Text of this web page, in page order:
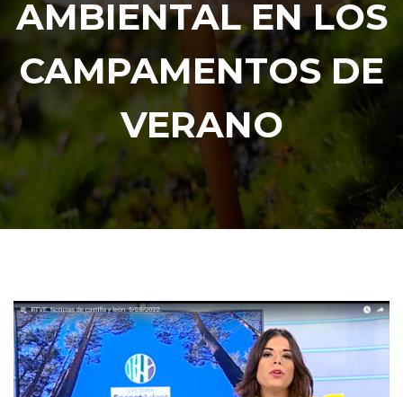
AMBIENTAL EN LOS
CAMPAMENTOS DE
VERANO